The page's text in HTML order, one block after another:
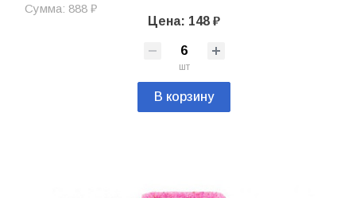
Сумма: 888 ₽
Цена: 148 ₽
шт
В корзину